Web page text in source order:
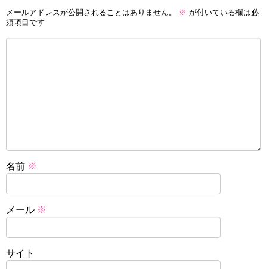
メールアドレスが公開されることはありません。 ※ が付いている欄は必
須項目です
名前 ※
メール ※
サイト